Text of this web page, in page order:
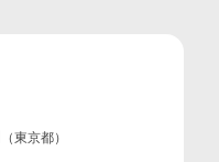
（東京都）